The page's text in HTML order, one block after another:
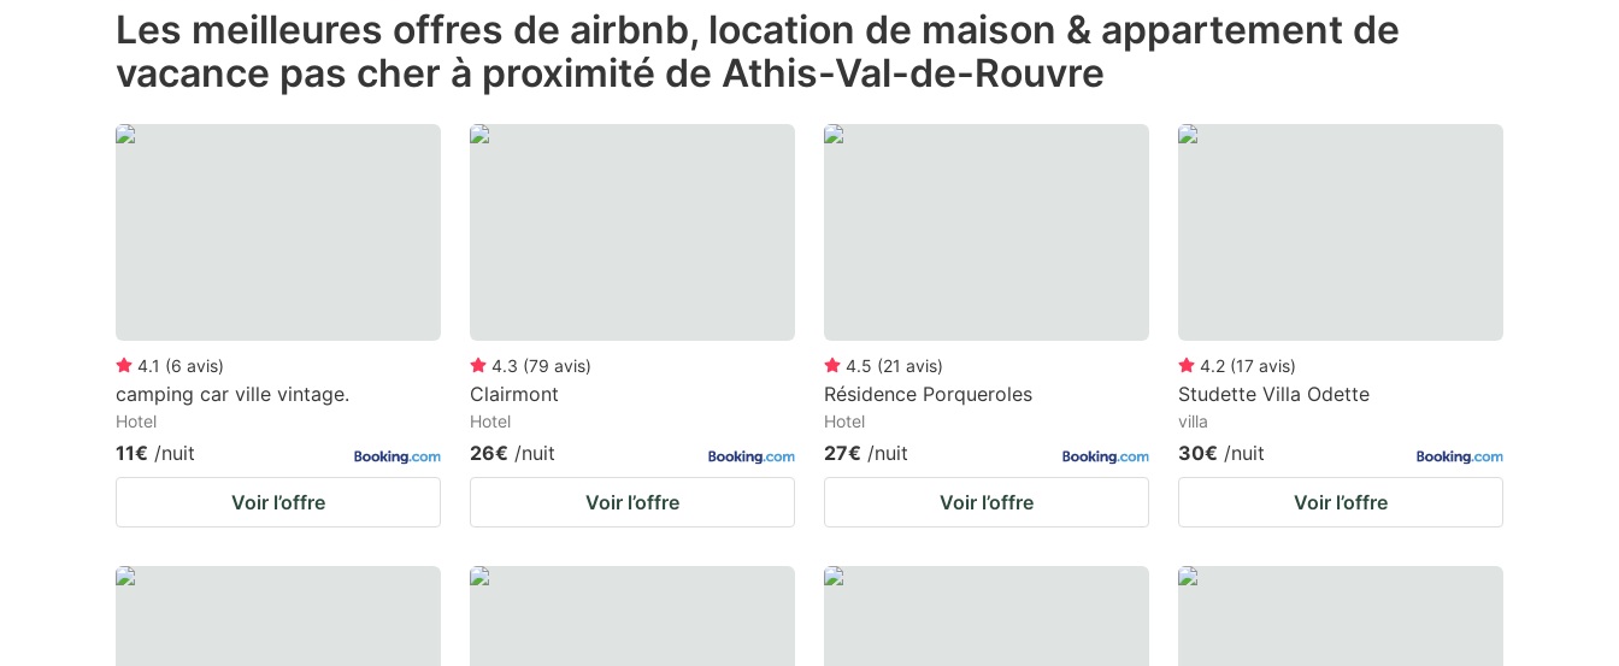
the
question
for
changing
the
question
for
changing
Les meilleures offres de airbnb, location de maison & appartement de
vacance pas cher à proximité de Athis-Val-de-Rouvre
4.1 (6 avis)
camping car ville vintage.
Hotel
11€ /nuit
Voir l’offre
4.3 (79 avis)
Clairmont
Hotel
26€ /nuit
Voir l’offre
4.5 (21 avis)
Résidence Porqueroles
Hotel
27€ /nuit
Voir l’offre
4.2 (17 avis)
Studette Villa Odette
villa
30€ /nuit
Voir l’offre